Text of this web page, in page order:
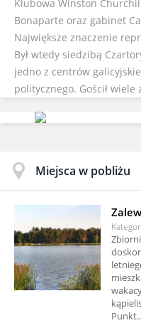
Klubowa Winston
Bonaparte oraz gabinet
Największe znaczenie
Był wtedy siedzibą
jedno z centrów
politycznego. Gościł wiele
Miejsca w pobliżu